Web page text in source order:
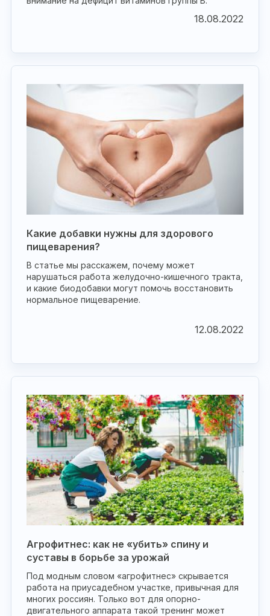
18.08.2022
Какие добавки нужны для здорового
пищеварения?
В статье мы расскажем, почему может
нарушаться работа желудочно-кишечного тракта,
и какие биодобавки могут помочь восстановить
нормальное пищеварение.
12.08.2022
Агрофитнес: как не «убить» спину и
суставы в борьбе за урожай
Под модным словом «агрофитнес» скрывается
работа на приусадебном участке, привычная для
многих россиян. Только вот для опорно-
двигательного аппарата такой тренинг может